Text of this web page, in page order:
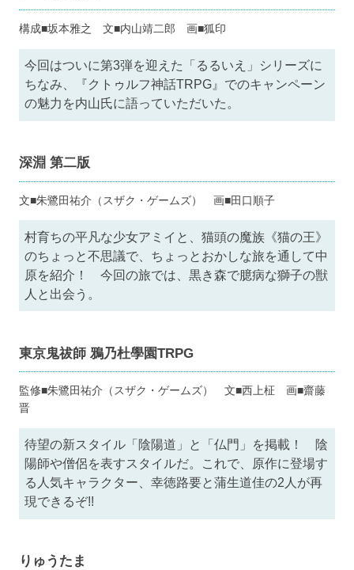
構成■坂本雅之 文■内山靖二郎 画■狐印
今回はついに第3弾を迎えた「るるいえ」シリーズに
ちなみ、『クトゥルフ神話TRPG』でのキャンペーン
の魅力を内山氏に語っていただいた。
深淵 第二版
文■朱鷺田祐介（スザク・ゲームズ） 画■田口順子
村育ちの平凡な少女アミイと、猫頭の魔族《猫の王》
のちょっと不思議で、ちょっとおかしな旅を通して中
原を紹介！ 今回の旅では、黒き森で臆病な獅子の獣
人と出会う。
東京鬼祓師 鴉乃杜學園TRPG
監修■朱鷺田祐介（スザク・ゲームズ） 文■西上柾 画■齋藤
晋
待望の新スタイル「陰陽道」と「仏門」を掲載！ 陰
陽師や僧侶を表すスタイルだ。これで、原作に登場す
る人気キャラクター、幸徳路要と蒲生道佳の2人が再
現できるぞ!!
りゅうたま